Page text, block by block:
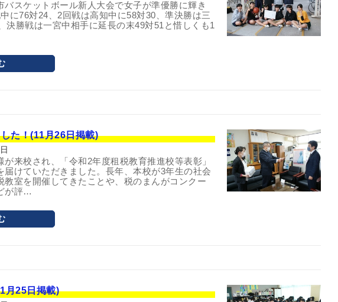
バスケットボール新人大会で女子が準優勝に輝き
に76対24、2回戦は高知中に58対30、準決勝は三
決勝戦は一宮中相手に延長の末49対51と惜しくも1
た！(11月26日掲載)
来校され、「令和2年度租税教育推進校等表彰」
届けていただきました。長年、本校が3年生の社会
教室を開催してきたことや、税のまんがコンクー
が評…
月25日掲載)